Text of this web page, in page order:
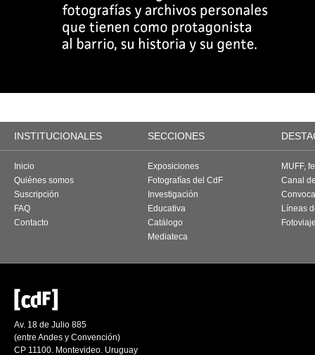
INSTITUCIONALES SECCIONES
Inicio
Quiénes somos
Suscripción
FAQ
Contacto
Exposiciones
Fotografías del CdF
Investigación
Educativa
Catálogo
Mediateca
MUFF,
Canal
Líneas
Av. 18 de Julio 885
(entre Andes y Convención)
CP 11100. Montevideo. Uruguay